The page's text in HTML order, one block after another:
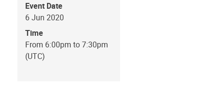
Event Date
6 Jun 2020
Time
From 6:00pm to 7:30pm
(UTC)